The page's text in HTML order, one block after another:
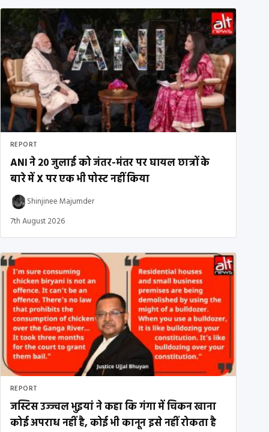
REPORT
ANI ने 20 जुलाई को जंतर-मंतर पर घायल छात्रों के
बारे में X पर एक भी पोस्ट नहीं किया
Shinjinee Majumder
7th August 2026
REPORT
जस्टिस उज्ज्वल भुइयां ने कहा कि गंगा में चिकन खाना
कोई अपराध नहीं है, कोई भी कानून इसे नहीं रोकता है